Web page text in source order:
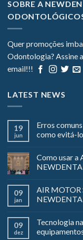
SOBRE A
Quer promoções
Odontologia? Assine
email!!!
LATEST NEWS
19
jun
Erros
como evitá-
Como usar a
09
jan
AIR MOTOR
09
dez
Tecnologia